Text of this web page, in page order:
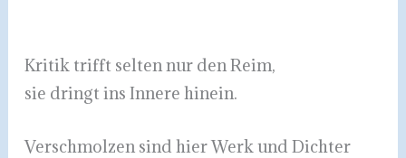
Kritik trifft selten nur den Reim,
sie dringt ins Innere hinein.
Verschmolzen sind hier Werk und Dichter